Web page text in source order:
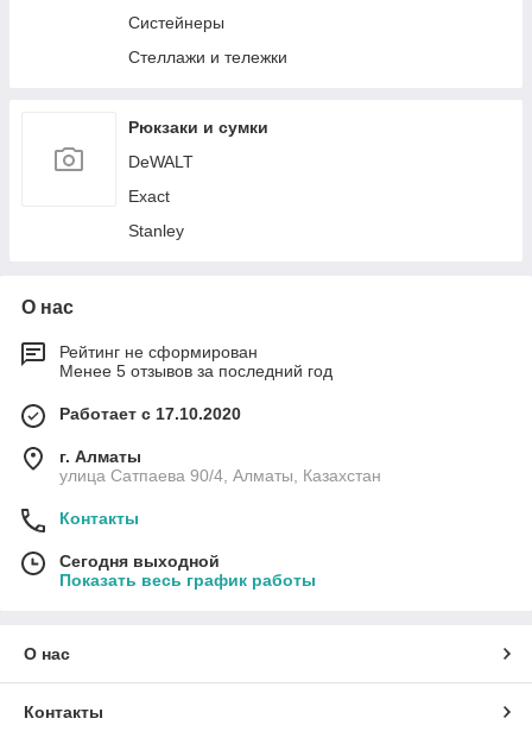
Систейнеры
Стеллажи и тележки
Рюкзаки и сумки
DeWALT
Exact
Stanley
О нас
Рейтинг не сформирован
Менее 5 отзывов за последний год
Работает с 17.10.2020
г. Алматы
улица Сатпаева 90/4, Алматы, Казахстан
Контакты
Сегодня выходной
Показать весь график работы
О нас
Контакты